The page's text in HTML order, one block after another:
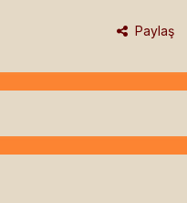
Paylaş